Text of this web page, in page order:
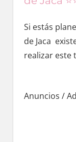
Si estás
dе Jaca
realizar еstе
Anuncios /